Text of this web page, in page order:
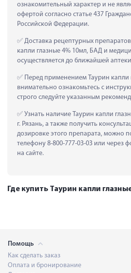
ознакомительный характер и не
офертой согласно статье 437
Российской Федерации.
Доставка рецептурных
капли глазные 4% 10мл, БАД и
осуществляется до ближайшей
Перед применением Таурин капли
внимательно ознакомьтесь с
строго следуйте указанным
Узнать наличие Таурин капли
г. Рязань, а также получить
дозировке этого препарата, можно
телефону 8-800-777-03-03 или через
на сайте.
Где купить Таурин капли
Помощь
Как сделать заказ
Оплата и бронирование